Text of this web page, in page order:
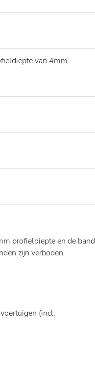
van 4mm.
profieldiepte en de band
zijn verboden.
(incl.